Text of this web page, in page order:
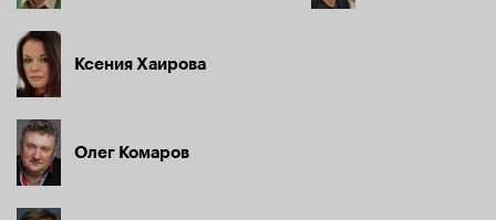
Ксения Хаирова
Олег Комаров